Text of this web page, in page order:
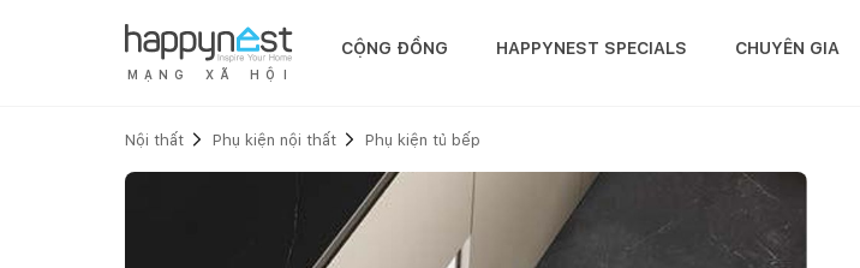
M Ạ N G X Ã H Ộ I
CỘNG ĐỒNG HAPPYNEST SPECIALS CHUYÊN GIA
Nội thất Phụ kiện nội thất Phụ kiện tủ bếp